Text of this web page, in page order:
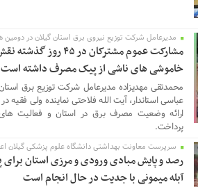
مدیرعامل شرکت توزیع نیروی برق استان گیلان در
مشارکت عموم مشترکان
خاموشی های ناشی از پیک مصرف داشته است
محمدتقی مهدیزاده مدیرعامل شرکت توزیع برق
عباسی استاندار، آیت الله فلاحتی نماینده ولی فقیه
ارائه وضعیت مصرف برق در استان و فعالیت
پرداخت.
سرپرست معاونت بهداشتی دانشگاه علوم پزشکی گیلان
رصد و پایش مبادی ورودی و مرزی استان
آبله میمونی با جدیت در حال انجام است